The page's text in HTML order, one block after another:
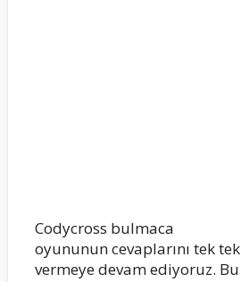
Codycross bulmaca
oyununun cevaplarını tek tek
vermeye devam ediyoruz. Bu